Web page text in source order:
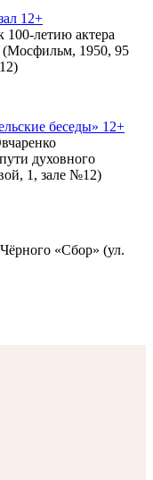
12+
летию актера
(Мосфильм, 1950, 95
беседы» 12+
духовного
1, зале №12)
«Сбор» (ул.